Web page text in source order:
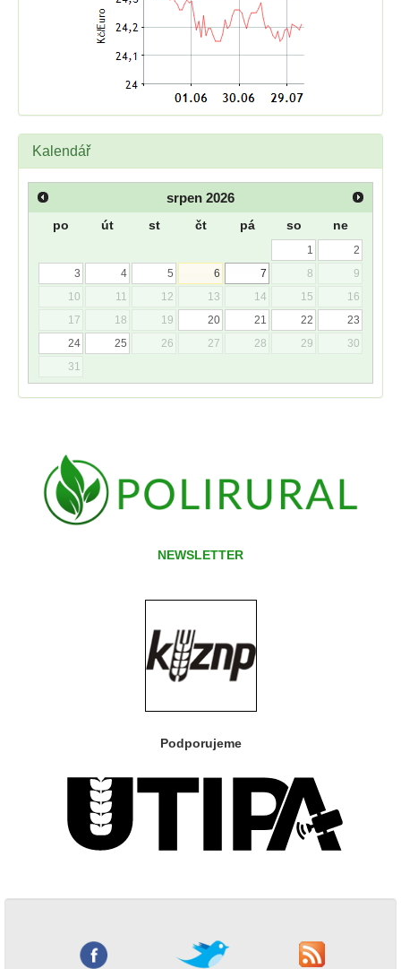
Kalendář
srpen 2026
po út st čt pá so ne
1
2
3
4 5 6 7 8
9
10
11 12 13 14 15
16
17
18 19 20 21 22
23
24
25 26 27 28 29
30
31
NEWSLETTER
Podporujeme